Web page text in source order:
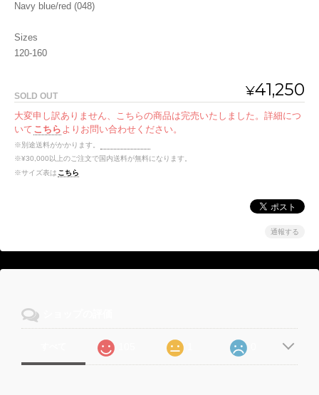
Navy blue/red (048)
Sizes
120-160
¥41,250
SOLD OUT
大変申し訳ありません、こちらの商品は完売いたしました。詳細につ
いて こちら よりお問い合わせください。
※別途送料がかかります。
※¥30,000以上のご注文で国内送料が無料になります。
※サイズ表は こちら
通報する